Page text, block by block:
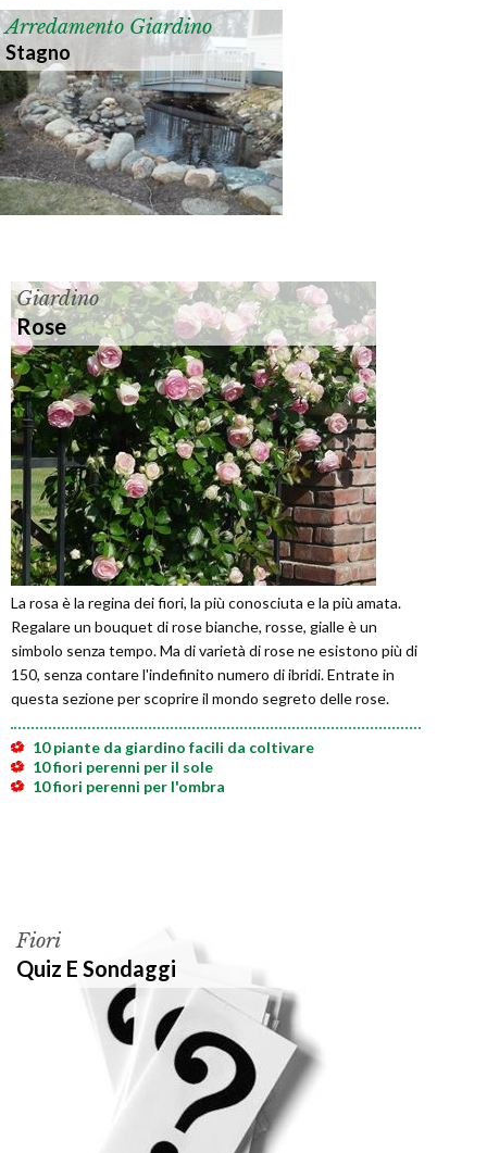
Arredamento Giardino
Stagno
Giardino
Rose
La rosa è la regina dei fiori, la più conosciuta e la più amata.
Regalare un bouquet di rose bianche, rosse, gialle è un
simbolo senza tempo. Ma di varietà di rose ne esistono più di
150, senza contare l'indefinito numero di ibridi. Entrate in
questa sezione per scoprire il mondo segreto delle rose.
10 piante da giardino facili da coltivare
10 fiori perenni per il sole
10 fiori perenni per l'ombra
Fiori
Quiz E Sondaggi